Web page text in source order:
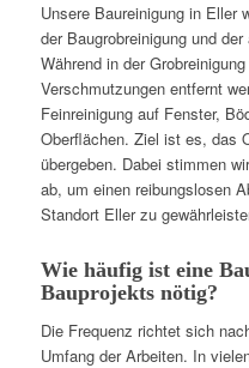
Unsere Baureinigung in Eller
der Baugrobreinigung und
Während in der
Verschmutzungen entfernt
Feinreinigung auf Fenster,
Oberflächen. Ziel ist es, das
übergeben. Dabei stimmen
ab, um einen reibungslosen
Standort Eller zu
Wie häufig ist eine
Bauprojekts nötig?
Die Frequenz richtet sich
Umfang der Arbeiten. In